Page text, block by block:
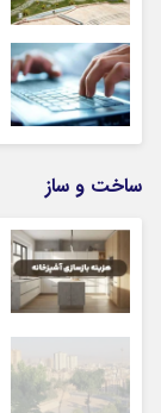
ساخت و ساز